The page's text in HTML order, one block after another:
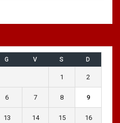
G V S D
1 2
6 7 8 9
13 14 15 16